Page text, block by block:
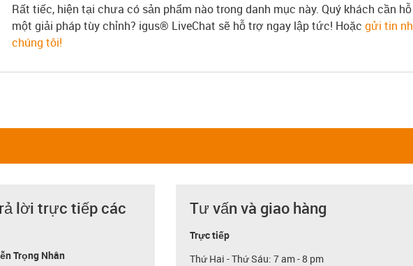
Rất tiếc, hiện tại chưa có sản phẩm nào trong danh mục này. Quý khách cần
một giải pháp tùy chỉnh? igus® LiveChat sẽ hỗ trợ ngay lập tức! Hoặc gửi tin
chúng tôi!
lời trực tiếp các
Trọng Nhân
Tư vấn và giao hàng
Trực tiếp
Thứ Hai - Thứ Sáu: 7 am - 8 pm